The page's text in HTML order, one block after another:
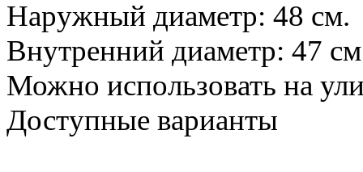
Наружный диаметр: 48 см.
Внутренний диаметр: 47
Можно использовать на
Доступные варианты